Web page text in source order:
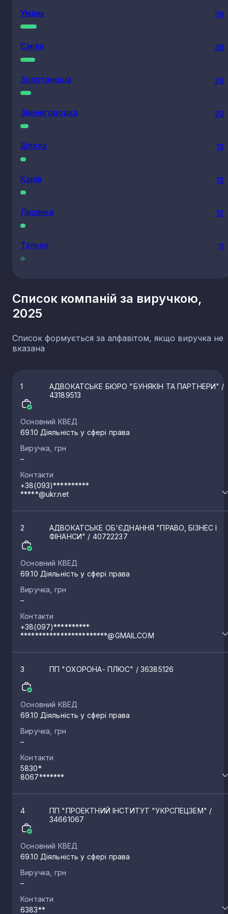
Умань 39
Сміла 36
Золотоноша 26
Звенигородка 20
Шпола 13
Канів 13
Лисянка 12
Тальне 11
Христинівка
Катеринопіль
Червона Слобода
Корсунь-Шевченківський
Городище
Драбів 6
Чорнобай
Кам’янка
Чигирин
Кайтанівка
Благодатне 3
Верхнячка
Шевченка
Свидівок
Дубіївка 3
Список компаній за виручкою,
2025
Список формується за алфавітом, якщо виручка не
вказана
1 АДВОКАТСЬКЕ БЮРО "БУНЯКІН ТА ПАРТНЕРИ" /
43189513
Основний КВЕД
69.10 Діяльність у сфері права
Виручка, грн
–
Контакти
+38(093)**********
*****@ukr.net
2
АДВОКАТСЬКЕ ОБ'ЄДНАННЯ "ПРАВО, БІЗНЕС І
ФІНАНСИ" / 40722237
Основний КВЕД
69.10 Діяльність у сфері права
Виручка, грн
–
Контакти
+38(097)**********
************************@GMAIL.COM
3 ПП "ОХОРОНА- ПЛЮС" / 36385126
Основний КВЕД
69.10 Діяльність у сфері права
Виручка, грн
–
Контакти
5830*
8067*******
4 ПП "ПРОЕКТНИЙ ІНСТИТУТ "УКРСПЕЦЗЕМ" /
34661067
Основний КВЕД
69.10 Діяльність у сфері права
Виручка, грн
–
Контакти
6383**